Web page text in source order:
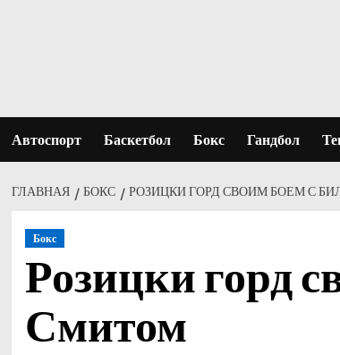
Автоспорт Баскетбол Бокс Гандбол
ГЛАВНАЯ БОКС РОЗИЦКИ ГОРД СВОИМ БОЕМ С
Бокс
Розицки горд
Смитом